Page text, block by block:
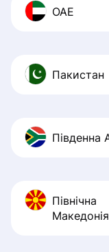
ОАЕ
Пакистан
Північна
Македонія